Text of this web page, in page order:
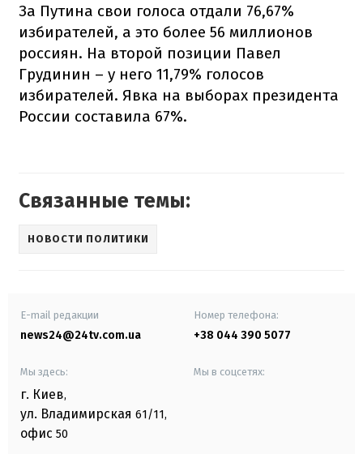
За Путина свои голоса отдали 76,67%
избирателей, а это более 56 миллионов
россиян. На второй позиции Павел
Грудинин – у него 11,79% голосов
избирателей. Явка на выборах президента
России составила 67%.
Связанные темы:
НОВОСТИ ПОЛИТИКИ
E-mail редакции
news24@24tv.com.ua
Номер телефона:
+38 044 390 5077
Мы здесь:
г. Киев,
ул. Владимирская 61/11,
офис 50
Мы в соцсетях: